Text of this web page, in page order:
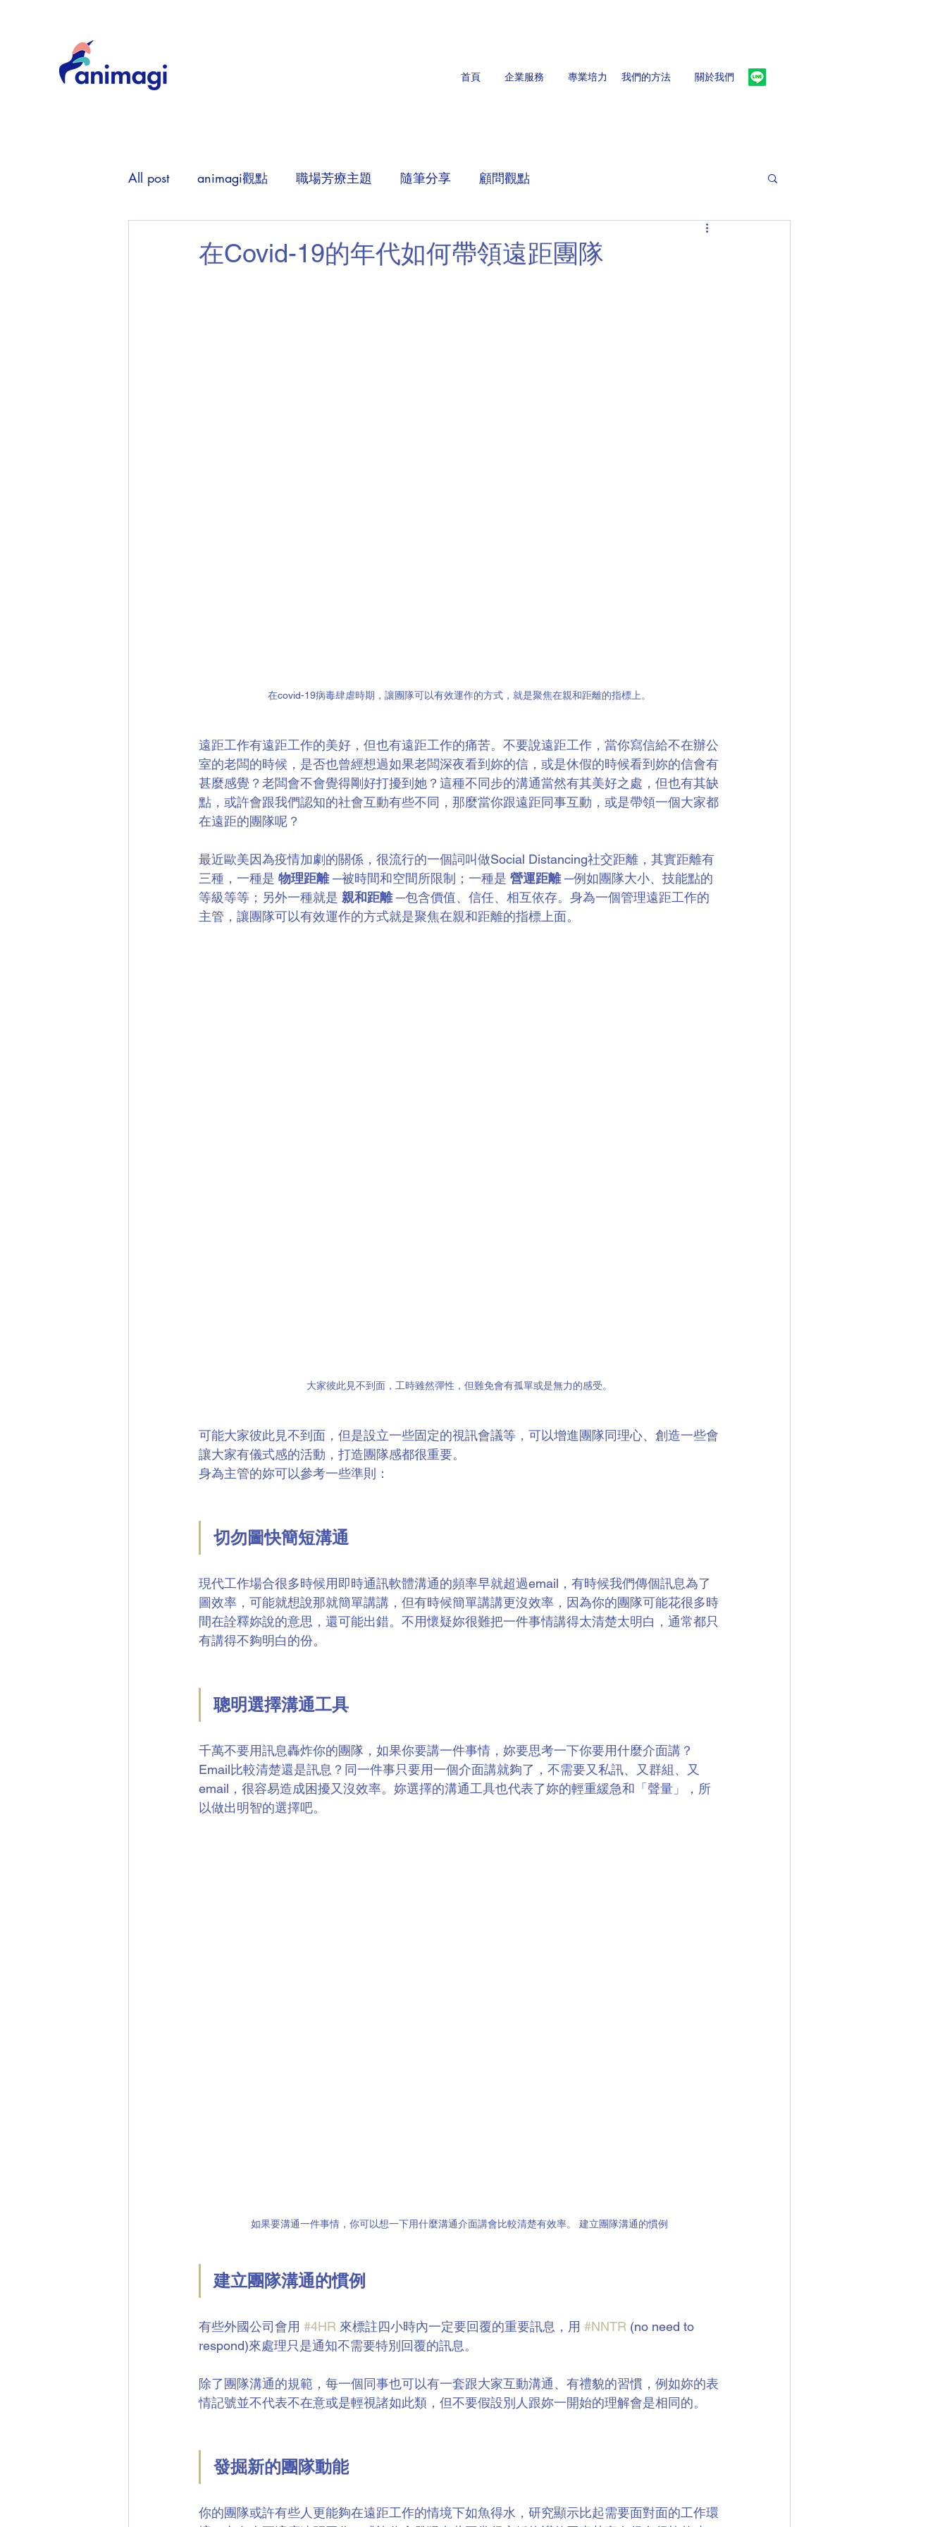
首頁 企業服務 專業培力 我們的方法 關於我們
All post animagi觀點 職場芳療主題 隨筆分享 顧問觀點
在Covid-19的年代如何帶領遠距團隊
在covid-19病毒肆虐時期，讓團隊可以有效運作的方式，就是聚焦在親和距離的指標上。
遠距工作有遠距工作的美好，但也有遠距工作的痛苦。不要說遠距工作，當你寫信給不在辦公
室的老闆的時候，是否也曾經想過如果老闆深夜看到妳的信，或是休假的時候看到妳的信會有
甚麼感覺？老闆會不會覺得剛好打擾到她？這種不同步的溝通當然有其美好之處，但也有其缺
點，或許會跟我們認知的社會互動有些不同，那麼當你跟遠距同事互動，或是帶領一個大家都
在遠距的團隊呢？
最近歐美因為疫情加劇的關係，很流行的一個詞叫做Social Distancing社交距離，其實距離有
三種，一種是 物理距離 ─被時間和空間所限制；一種是 營運距離 ─例如團隊大小、技能點的
等級等等；另外一種就是 親和距離 ─包含價值、信任、相互依存。身為一個管理遠距工作的
主管，讓團隊可以有效運作的方式就是聚焦在親和距離的指標上面。
大家彼此見不到面，工時雖然彈性，但難免會有孤單或是無力的感受。
可能大家彼此見不到面，但是設立一些固定的視訊會議等，可以增進團隊同理心、創造一些會
讓大家有儀式感的活動，打造團隊感都很重要。
身為主管的妳可以參考一些準則：
切勿圖快簡短溝通
現代工作場合很多時候用即時通訊軟體溝通的頻率早就超過email，有時候我們傳個訊息為了
圖效率，可能就想說那就簡單講講，但有時候簡單講講更沒效率，因為你的團隊可能花很多時
間在詮釋妳說的意思，還可能出錯。不用懷疑妳很難把一件事情講得太清楚太明白，通常都只
有講得不夠明白的份。
聰明選擇溝通工具
千萬不要用訊息轟炸你的團隊，如果你要講一件事情，妳要思考一下你要用什麼介面講？
Email比較清楚還是訊息？同一件事只要用一個介面講就夠了，不需要又私訊、又群組、又
email，很容易造成困擾又沒效率。妳選擇的溝通工具也代表了妳的輕重緩急和「聲量」，所
以做出明智的選擇吧。
如果要溝通一件事情，你可以想一下用什麼溝通介面講會比較清楚有效率。 建立團隊溝通的慣例
建立團隊溝通的慣例
有些外國公司會用 #4HR 來標註四小時內一定要回覆的重要訊息，用 #NNTR (no need to
respond)來處理只是通知不需要特別回覆的訊息。
除了團隊溝通的規範，每一個同事也可以有一套跟大家互動溝通、有禮貌的習慣，例如妳的表
情記號並不代表不在意或是輕視諸如此類，但不要假設別人跟妳一開始的理解會是相同的。
發掘新的團隊動能
你的團隊或許有些人更能夠在遠距工作的情境下如魚得水，研究顯示比起需要面對面的工作環